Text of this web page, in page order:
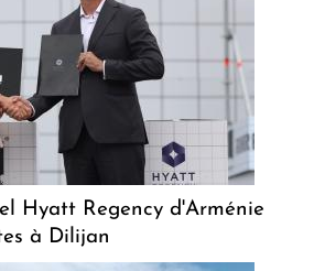
Hyatt Regency d'Arménie
à Dilijan